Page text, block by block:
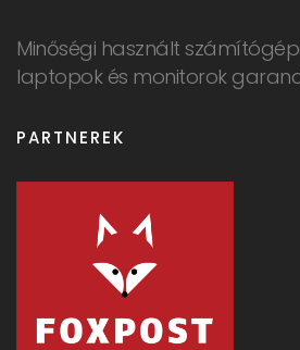
Minőségi használt
laptopok és monitorok
PARTNEREK